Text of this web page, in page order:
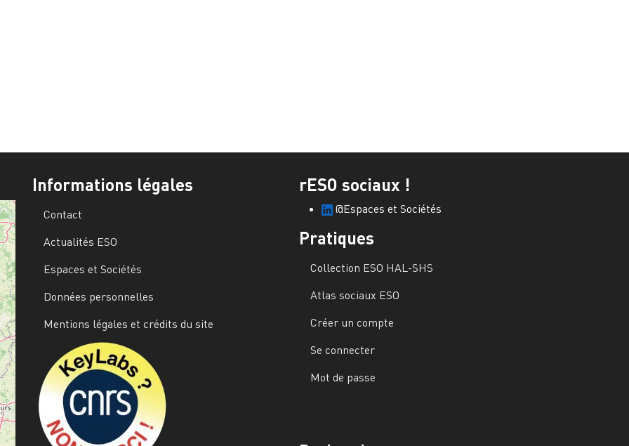
Informations légales
Contact
Actualités ESO
Espaces et Sociétés
Données personnelles
Mentions légales et crédits du site
rESO sociaux !
@Espaces et Sociétés
Pratiques
Collection ESO HAL-SHS
Atlas sociaux ESO
Créer un compte
Se connecter
Mot de passe